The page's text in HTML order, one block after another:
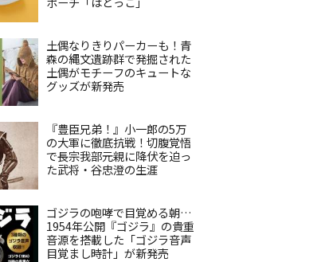
土偶なりきりパーカーも！青
森の縄文遺跡群で発掘された
土偶がモチーフのキュートな
グッズが新発売
『豊臣兄弟！』小一郎の5万
の大軍に徹底抗戦！切腹覚悟
で長宗我部元親に降伏を迫っ
た武将・谷忠澄の生涯
ゴジラの咆哮で目覚める朝…
1954年公開『ゴジラ』の貴重
音源を搭載した「ゴジラ音声
目覚まし時計」が新発売